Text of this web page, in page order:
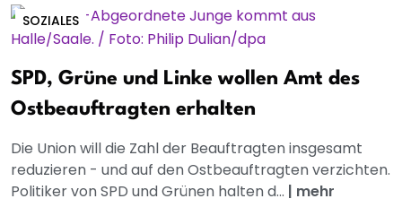
SOZIALES
SPD, Grüne und Linke wollen Amt des
Ostbeauftragten erhalten
Die Union will die Zahl der Beauftragten insgesamt
reduzieren - und auf den Ostbeauftragten verzichten.
Politiker von SPD und Grünen halten d... | mehr